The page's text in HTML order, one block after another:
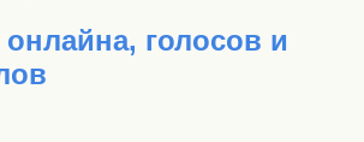
онлайна, голосов и